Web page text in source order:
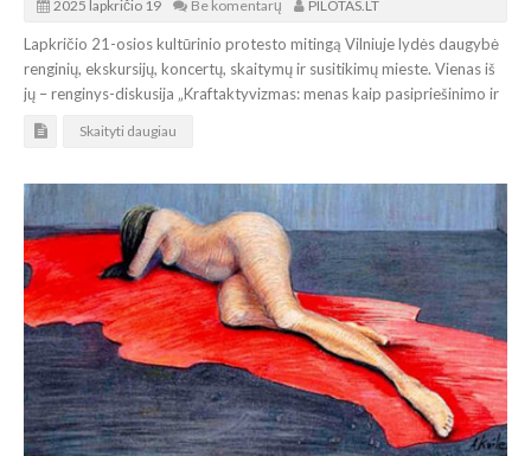
2025 lapkričio 19 Be komentarų PILOTAS.LT
Lapkričio 21-osios kultūrinio protesto mitingą Vilniuje lydės daugybė
renginių, ekskursijų, koncertų, skaitymų ir susitikimų mieste. Vienas iš
jų – renginys-diskusija „Kraftaktyvizmas: menas kaip pasipriešinimo ir
Skaityti daugiau